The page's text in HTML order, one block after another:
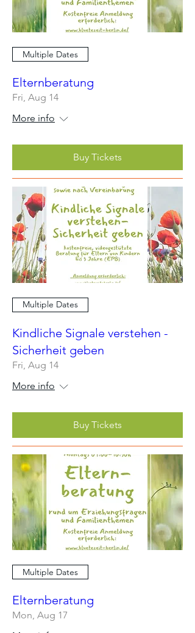
Multiple Dates
Elternberatung
Fri, Aug 14
More info
Buy Tickets
Multiple Dates
Kindliche Signale verstehen -
Sicherheit geben
Fri, Aug 14
More info
Buy Tickets
Multiple Dates
Elternberatung
Mon, Aug 17